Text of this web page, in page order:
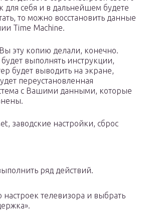
себя и в дальнейшем будете
то можно восстановить данные
Time Machine.
эту копию делали, конечно.
выполнять инструкции,
будет выводить на экране,
переустановленная
с Вашими данными, которые
заводские настройки, сброс
ряд действий.
телевизора и выбрать